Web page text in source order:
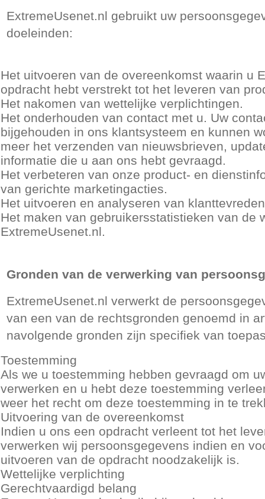
ExtremeUsenet.nl gebruikt uw
doeleinden:
Het uitvoeren van de overeenkomst waarin u
opdracht hebt verstrekt tot het leveren van
Het nakomen van wettelijke verplichtingen.
Het onderhouden van contact met u. Uw
bijgehouden in ons klantsysteem en kunnen
meer het verzenden van nieuwsbrieven,
informatie die u aan ons hebt gevraagd.
Het verbeteren van onze product- en
van gerichte marketingacties.
Het uitvoeren en analyseren van
Het maken van gebruikersstatistieken van de
ExtremeUsenet.nl.
Gronden van de verwerking van
ExtremeUsenet.nl verwerkt de
van een van de rechtsgronden genoemd in
navolgende gronden zijn specifiek van
Toestemming
Als we u toestemming hebben gevraagd om
verwerken en u hebt deze toestemming
weer het recht om deze toestemming in te
Uitvoering van de overeenkomst
Indien u ons een opdracht verleent tot het
verwerken wij persoonsgegevens indien en
uitvoeren van de opdracht noodzakelijk is.
Wettelijke verplichting
Gerechtvaardigd belang